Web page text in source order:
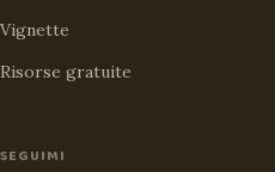
Vignette
Risorse gratuite
SEGUIMI